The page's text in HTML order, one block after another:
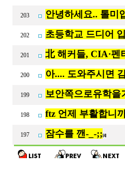
203 안녕하세요.. 톨미
202 초등학교 드디어
201 北 해커들, CIA·펜
200 아.... 도와주시면
199 보안쪽으로유학을
198 ftz 언제 부활합니
197 잠수를 깬-_-;; [4]